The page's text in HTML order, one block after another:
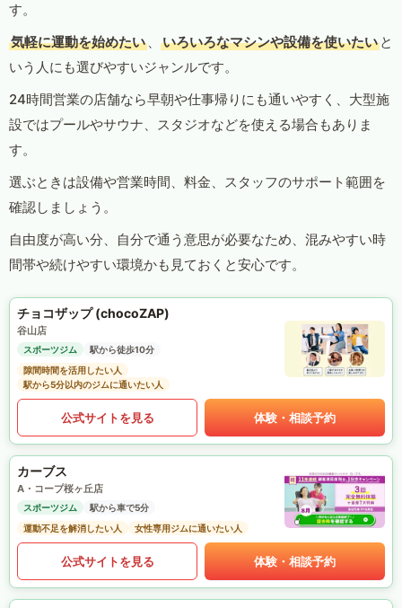
す。
気軽に運動を始めたい 、 いろいろなマシンや設備を使いたい と
いう人にも選びやすいジャンルです。
24時間営業の店舗なら早朝や仕事帰りにも通いやすく、大型施
設ではプールやサウナ、スタジオなどを使える場合もありま
す。
選ぶときは設備や営業時間、料金、スタッフのサポート範囲を
確認しましょう。
自由度が高い分、自分で通う意思が必要なため、混みやすい時
間帯や続けやすい環境かも見ておくと安心です。
チョコザップ (chocoZAP)
谷山店
スポーツジム
駅から徒歩10分
隙間時間を活用したい人
駅から5分以内のジムに通いたい人
公式サイトを見る 体験・相談予約
カーブス
A・コープ桜ヶ丘店
スポーツジム
駅から車で5分
運動不足を解消したい人
女性専用ジムに通いたい人
公式サイトを見る 体験・相談予約